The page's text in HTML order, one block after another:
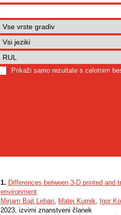
Prikaži samo rezultate s celotnim
1. Differences between 3-D printed and
environment
Mirjam Bajt Leban, Matej Kurnik, Igor
2023, izvirni znanstveni članek